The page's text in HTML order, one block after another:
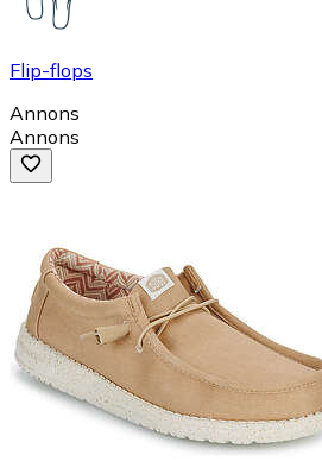
Flip-flops
Annons
Annons